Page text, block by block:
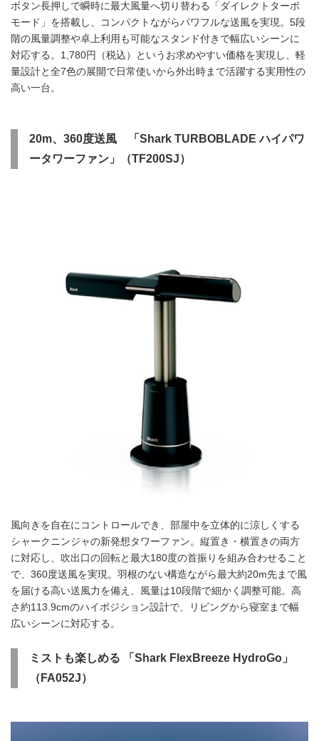
ボタン長押しで瞬時に最大風量へ切り替わる「ダイレクトターボ
モード」を搭載し、コンパクトながらパワフルな送風を実現。5段
階の風量調整や卓上利用も可能なスタンド付きで幅広いシーンに
対応する。1,780円（税込）というお求めやすい価格を実現し、軽
量設計と全7色の展開で日常使いから外出時まで活躍する実用性の
高い一台。
20m、360度送風 「Shark TURBOBLADE ハイパワ
ータワーファン」（TF200SJ）
風向きを自在にコントロールでき、部屋中を立体的に涼しくする
シャークニンジャの新発想タワーファン。縦置き・横置きの両方
に対応し、吹出口の回転と最大180度の首振りを組み合わせること
で、360度送風を実現。羽根のない構造ながら最大約20m先まで風
を届ける高い送風力を備え、風量は10段階で細かく調整可能。高
さ約113.9cmのハイポジション設計で、リビングから寝室まで幅
広いシーンに対応する。
ミストも楽しめる 「Shark FlexBreeze HydroGo」
（FA052J）